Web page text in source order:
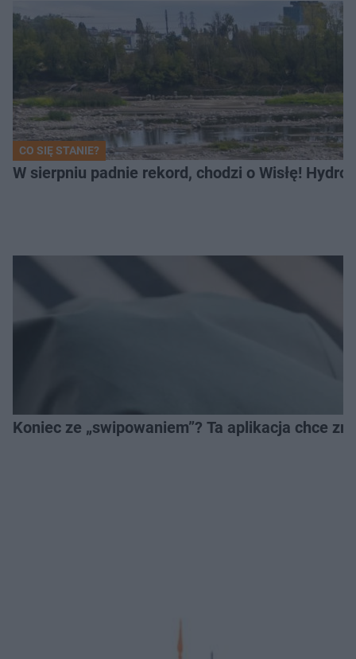
CO SIĘ STANIE?
W sierpniu padnie rekord, chodzi o Wisłę!
Koniec ze „swipowaniem”? Ta aplikacja chce